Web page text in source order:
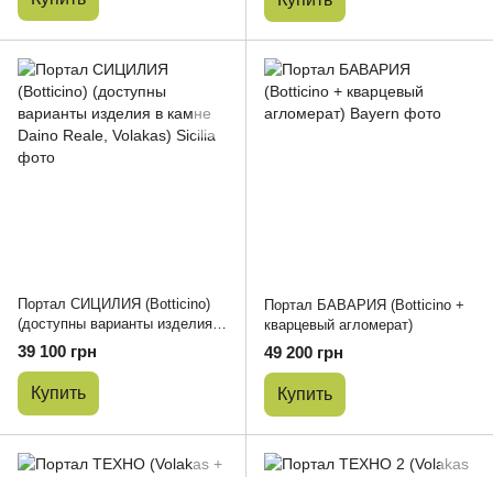
Портал СИЦИЛИЯ (Botticino)
(доступны варианты изделия в
камне Daino Reale, Volakas)
39 100 грн
Купить
Портал БАВАРИЯ (Botticino +
кварцевый агломерат)
49 200 грн
Купить